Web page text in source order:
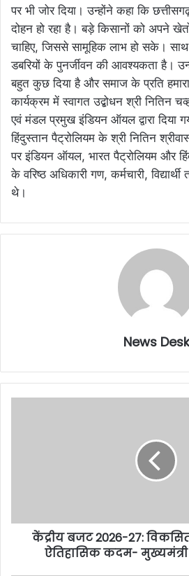
पर भी जोर दिया। उन्होंने कहा कि
दोहन हो रहा है। बड़े किसानों को अपने
चाहिए, जिससे सामूहिक लाभ हो सके। साथ
डबरियों के पुनर्जीवन की आवश्यकता है।
बहुत कुछ दिया है और समाज के प्रति हमारा
कार्यक्रम में स्वागत उद्बोधन श्री नितिन
एवं मंडल प्रमुख इंडियन ऑयल द्वारा दिया
हिंदुस्तान पैट्रोलियम के श्री नितिन
पर इंडियन ऑयल, भारत पैट्रोलियम और
के वरिष्ठ अधिकारी गण, कर्मचारी,
थे।
News Desk
केंद्रीय बजट 2026-27:
ऐतिहासिक कदम- मुख्यमंत्री